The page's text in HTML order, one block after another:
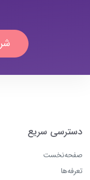
دسترسی سریع
صفحه‌نخست
تعرفه‌ها